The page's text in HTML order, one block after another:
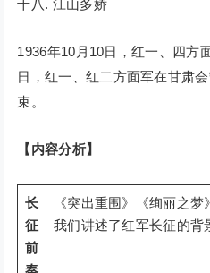
十八. 江山多娇
1936年10月10日，红一、四方
日，红一、红二方面军在甘肃
束。
【内容分析】
长
征
前
《突出重围》《绚丽之
我们讲述了红军长征的背